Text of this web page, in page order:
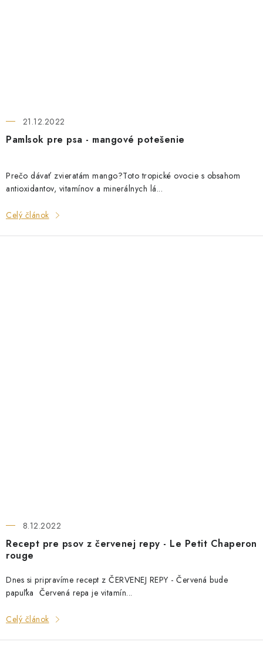
Pamlsok pre psa - mangové potešenie
21.12.2022
Prečo dávať zvieratám mango?Toto tropické ovocie s obsahom
antioxidantov, vitamínov a minerálnych lá...
Celý článok
Recept pre psov z červenej repy - Le Petit Chaperon
rouge
8.12.2022
Dnes si pripravíme recept z ČERVENEJ REPY - Červená bude
papuľka Červená repa je vitamín...
Celý článok